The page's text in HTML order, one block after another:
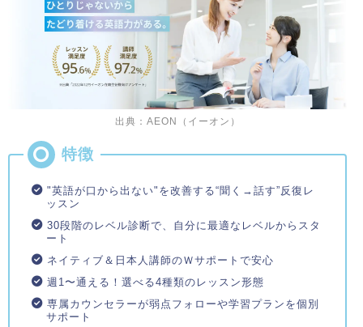
出典：AEON（イーオン）
"英語が口から出ない"を改善する“聞く→話す”反復レ
ッスン
30段階のレベル診断で、自分に最適なレベルからスタ
ート
ネイティブ＆日本人講師のＷサポートで安心
週1〜通える！選べる4種類のレッスン形態
専属カウンセラーが弱点フォローや学習プランを個別
サポート